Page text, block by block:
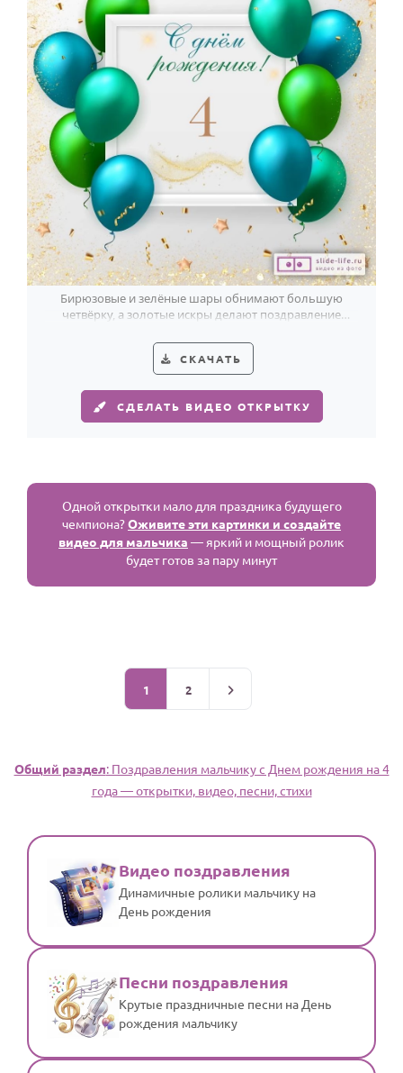
Бирюзовые и зелёные шары обнимают большую
четвёрку, а золотые искры делают поздравление
СКАЧАТЬ
СДЕЛАТЬ ВИДЕО ОТКРЫТКУ
Одной открытки мало для праздника будущего
чемпиона?Оживите эти картинки и создайте
видео для мальчика — яркий и мощный ролик
будет готов за пару минут
1 2
Общий раздел: Поздравления мальчику c Днем рождения на 4
года — открытки, видео, песни, стихи
Видео поздравления
Динамичные ролики мальчику на
День рождения
Песни поздравления
Крутые праздничные песни на День
рождения мальчику